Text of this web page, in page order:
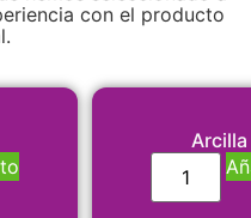
con el producto